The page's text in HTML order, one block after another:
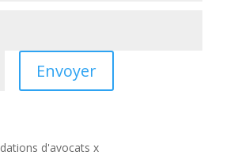
Envoyer
d'avocats x